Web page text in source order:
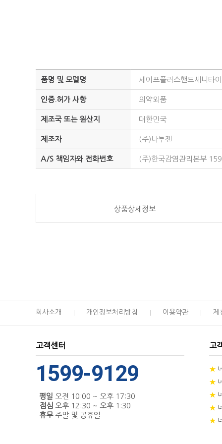
품명 및 모델명 세이프플러스핸드세니타
인증.허가 사항 의약외품
제조국 또는 원산지 대한민국
제조자 (주)나투젠
A/S 책임자와 전화번호 (주)한국감염관리본부
상품상세정보
회사소개 개인정보처리방침 이용약관 제
고객센터
1599-9129
평일 오전 10:00 ~ 오후 17:30
점심 오후 12:30 ~ 오후 1:30
휴무주말 및 공휴일
고
★
★
★
★
★